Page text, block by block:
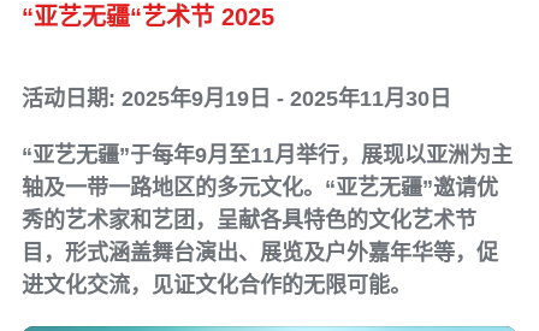
“亚艺无疆“艺术节 2025
活动日期: 2025年9月19日 - 2025年11月30日
“亚艺无疆”于每年9月至11月举行，展现以亚洲为主
轴及一带一路地区的多元文化。“亚艺无疆”邀请优
秀的艺术家和艺团，呈献各具特色的文化艺术节
目，形式涵盖舞台演出、展览及户外嘉年华等，促
进文化交流，见证文化合作的无限可能。